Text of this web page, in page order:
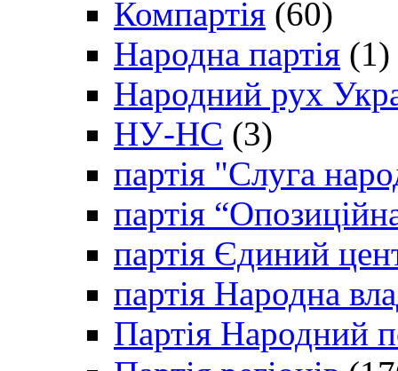
Компартія (60)
Народна партія (1)
Народний рух
НУ-НС (3)
партія "Слуга
партія
партія Єдиний
партія Народна
Партія Народний